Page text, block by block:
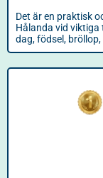
Det är en praktisk
Hålanda vid viktiga
dag, födsel,